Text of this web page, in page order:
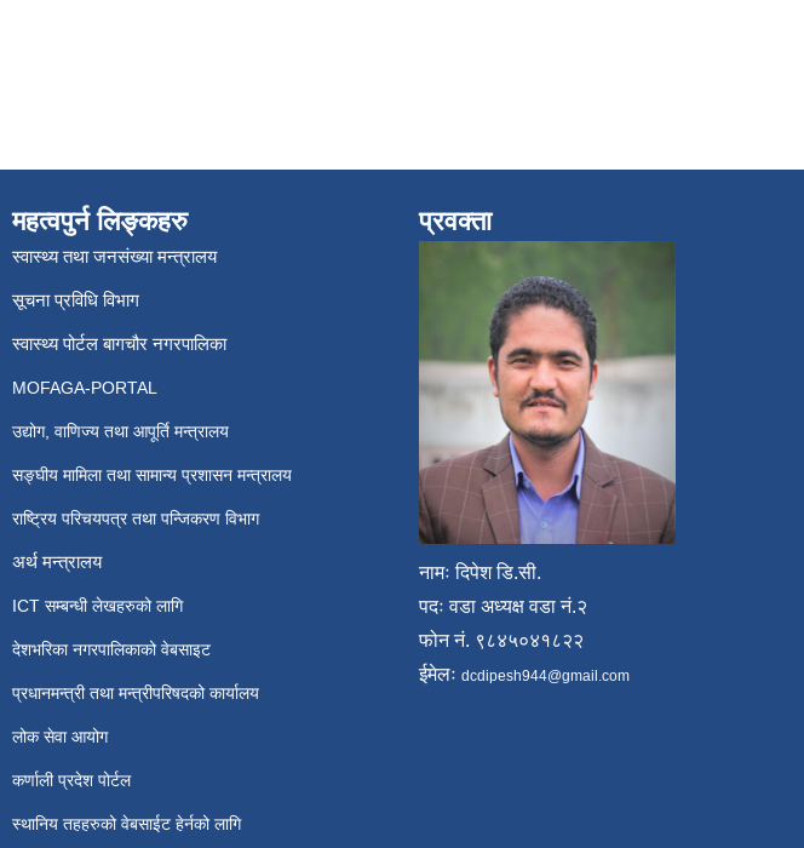
महत्वपुर्न लिङ्कहरु
स्वास्थ्य तथा जनसंख्या मन्त्रालय
सूचना प्रविधि विभाग
स्वास्थ्य पोर्टल बागचौर नगरपालिका
MOFAGA-PORTAL
उद्योग, वाणिज्य तथा आपूर्ति मन्त्रालय
सङ्घीय मामिला तथा सामान्य प्रशासन मन्त्रालय
राष्ट्रिय परिचयपत्र तथा पन्जिकरण विभाग
अर्थ मन्त्रालय
ICT सम्बन्धी लेखहरुको लागि
देशभरिका नगरपालिकाको वेबसाइट
प्रधानमन्त्री तथा मन्त्रीपरिषदको कार्यालय
लोक सेवा आयोग
कर्णाली प्रदेश पोर्टल
स्थानिय तहहरुको वेबसाईट हेर्नको लागि
प्रवक्ता
नामः दिपेश डि.सी.
पदः वडा अध्यक्ष वडा नं.२
फोन नं. ९८४५०४१८२२
ईमेलः dcdipesh944@gmail.com